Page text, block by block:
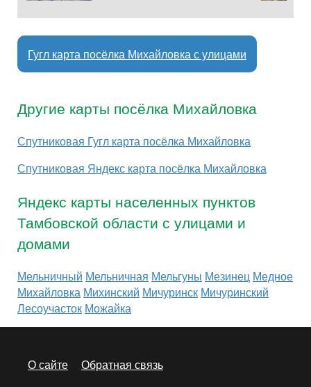
Гугл карта посёлка Михайловка с улицами
Другие карты посёлка Михайловка
Спутниковая Гугл карта посёлка Михайловка
Спутниковая Яндекс карта посёлка Михайловка
Яндекс карты населенных пунктов
Тамбовской области с улицами и
домами
Мельничный Мельничная Мельгуны Мезинец Медное
Михайловка Михинский Мичуринск Мичуринский
Лесоучасток Можайка
О сайте
Обратная связь